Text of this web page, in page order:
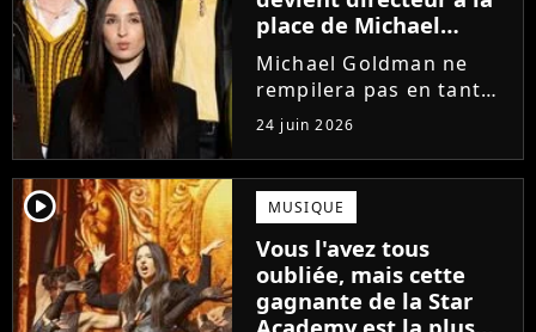
place de Michael
Goldman ? Il donne
enfin sa réponse
Michael Goldman ne
rempilera pas en tant
que directeur de la
prochaine saison de la
Star Academy. Mais qui
prendra sa place ? Alors
que son nom circule,
cet ancien gagnant de
l'émission...
24 juin 2026
player2 MUSIQUE
Vous l'avez tous
oubliée, mais cette
gagnante de la Star